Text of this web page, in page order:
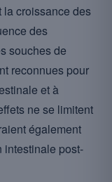
la croissance des
des
souches de
reconnues pour
et à
ne se limitent
également
intestinale post-